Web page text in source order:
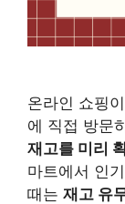
온라인 쇼핑
에 직접 방문
재고를 미리
마트에서 인
때는 재고 유